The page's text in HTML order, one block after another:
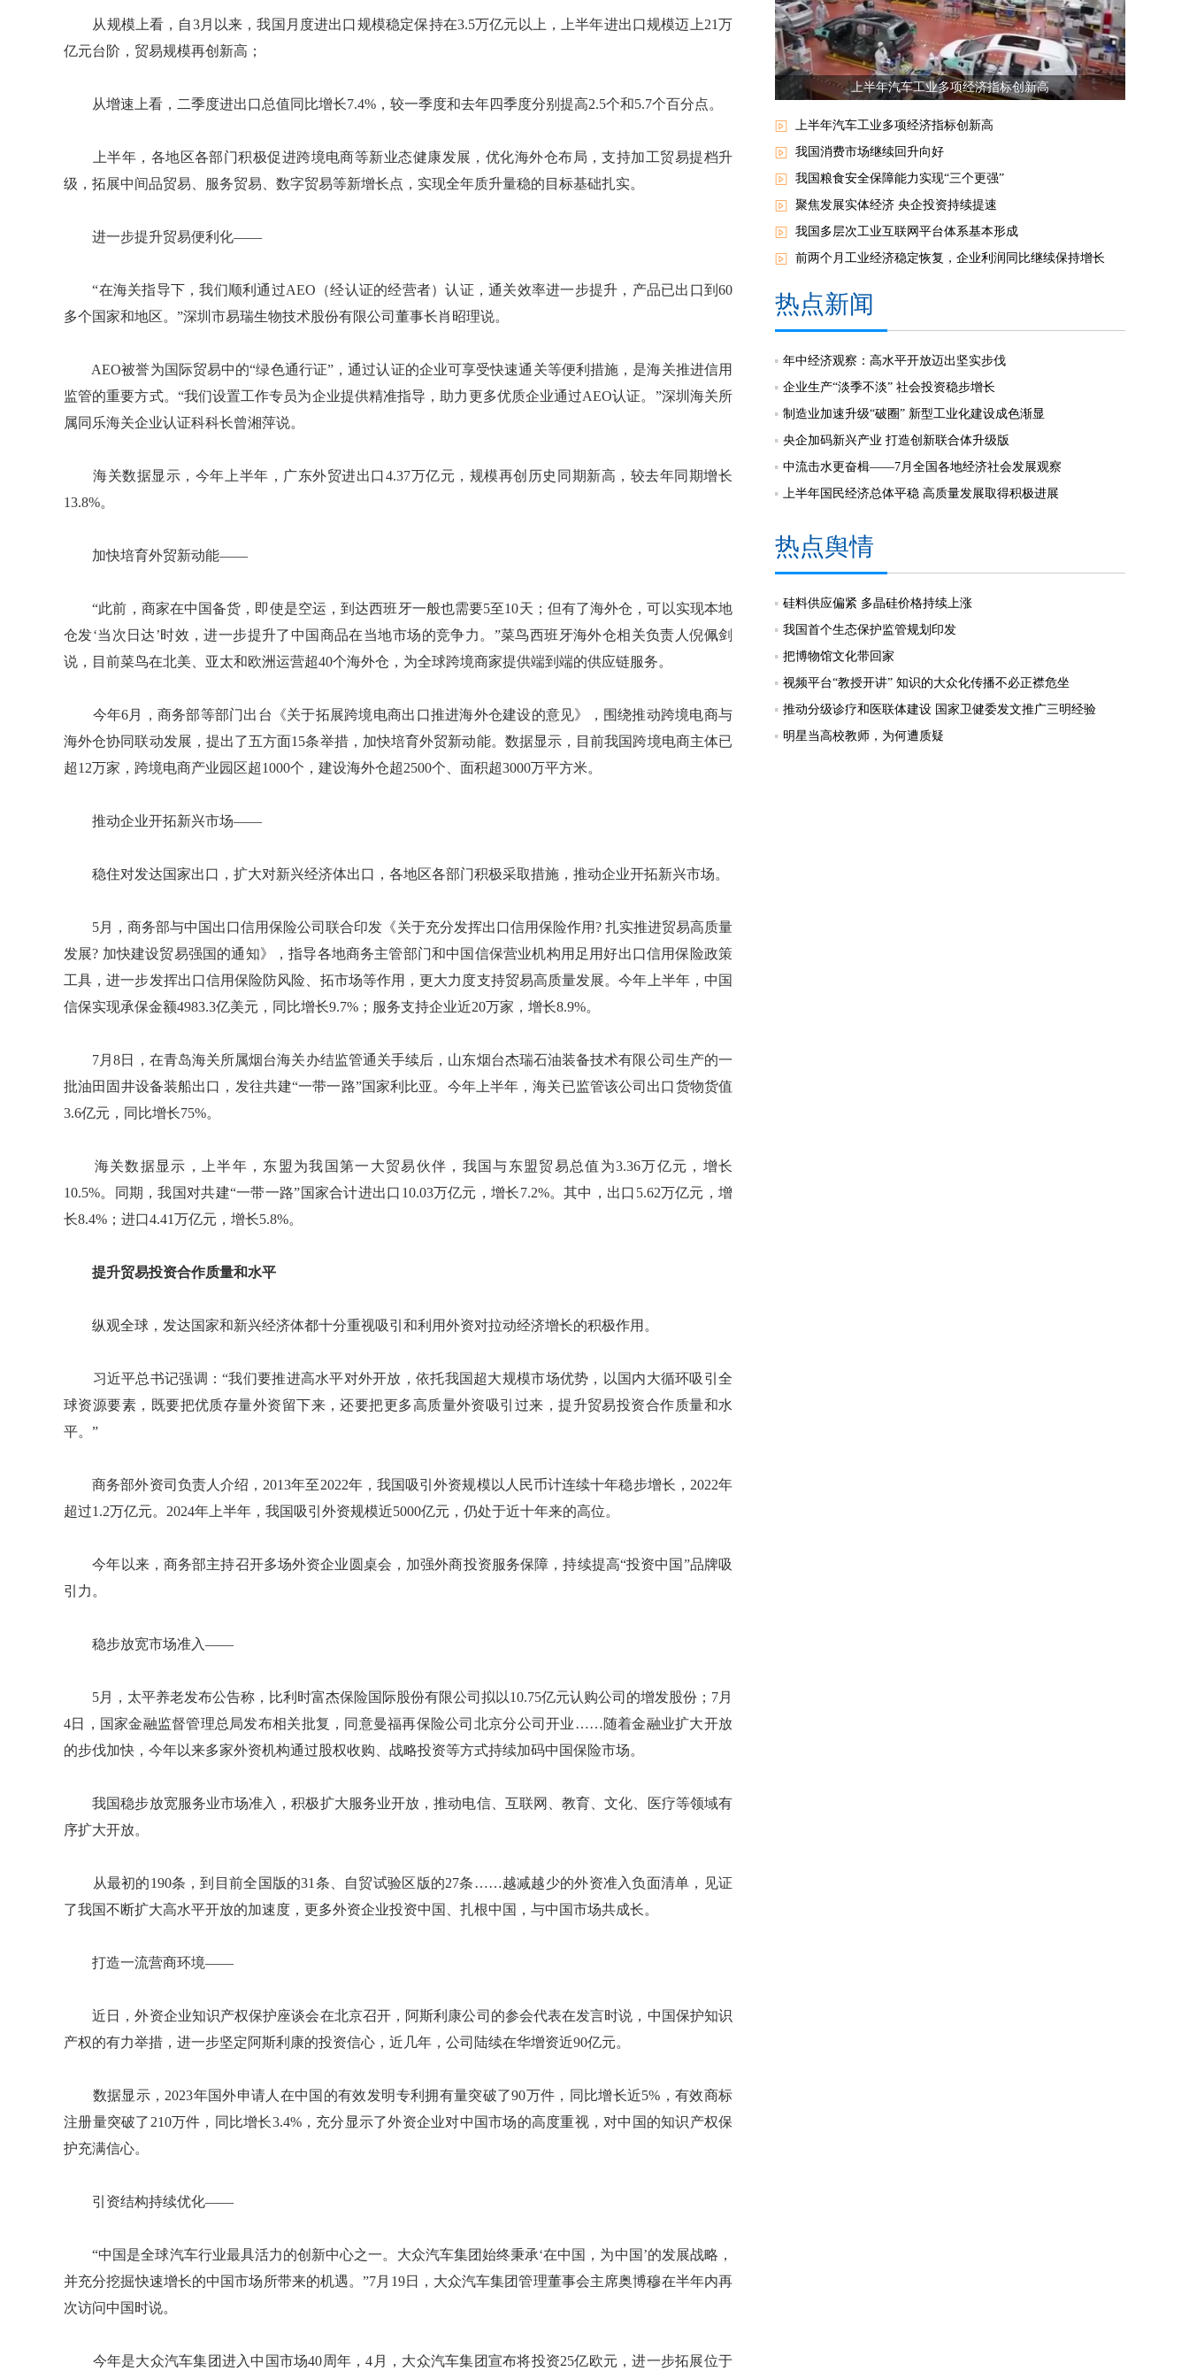
从规模上看，自3月以来，我国月度进出口规模稳定保持在3.5万亿元以上，上半年进出口规模迈上21万
亿元台阶，贸易规模再创新高；
从增速上看，二季度进出口总值同比增长7.4%，较一季度和去年四季度分别提高2.5个和5.7个百分点。
上半年，各地区各部门积极促进跨境电商等新业态健康发展，优化海外仓布局，支持加工贸易提档升
级，拓展中间品贸易、服务贸易、数字贸易等新增长点，实现全年质升量稳的目标基础扎实。
进一步提升贸易便利化——
“在海关指导下，我们顺利通过AEO（经认证的经营者）认证，通关效率进一步提升，产品已出口到60
多个国家和地区。”深圳市易瑞生物技术股份有限公司董事长肖昭理说。
AEO被誉为国际贸易中的“绿色通行证”，通过认证的企业可享受快速通关等便利措施，是海关推进信用
监管的重要方式。“我们设置工作专员为企业提供精准指导，助力更多优质企业通过AEO认证。”深圳海关所
属同乐海关企业认证科科长曾湘萍说。
海关数据显示，今年上半年，广东外贸进出口4.37万亿元，规模再创历史同期新高，较去年同期增长
13.8%。
加快培育外贸新动能——
“此前，商家在中国备货，即使是空运，到达西班牙一般也需要5至10天；但有了海外仓，可以实现本地
仓发‘当次日达’时效，进一步提升了中国商品在当地市场的竞争力。”菜鸟西班牙海外仓相关负责人倪佩剑
说，目前菜鸟在北美、亚太和欧洲运营超40个海外仓，为全球跨境商家提供端到端的供应链服务。
今年6月，商务部等部门出台《关于拓展跨境电商出口推进海外仓建设的意见》，围绕推动跨境电商与
海外仓协同联动发展，提出了五方面15条举措，加快培育外贸新动能。数据显示，目前我国跨境电商主体已
超12万家，跨境电商产业园区超1000个，建设海外仓超2500个、面积超3000万平方米。
推动企业开拓新兴市场——
稳住对发达国家出口，扩大对新兴经济体出口，各地区各部门积极采取措施，推动企业开拓新兴市场。
5月，商务部与中国出口信用保险公司联合印发《关于充分发挥出口信用保险作用? 扎实推进贸易高质量
发展? 加快建设贸易强国的通知》，指导各地商务主管部门和中国信保营业机构用足用好出口信用保险政策
工具，进一步发挥出口信用保险防风险、拓市场等作用，更大力度支持贸易高质量发展。今年上半年，中国
信保实现承保金额4983.3亿美元，同比增长9.7%；服务支持企业近20万家，增长8.9%。
7月8日，在青岛海关所属烟台海关办结监管通关手续后，山东烟台杰瑞石油装备技术有限公司生产的一
批油田固井设备装船出口，发往共建“一带一路”国家利比亚。今年上半年，海关已监管该公司出口货物货值
3.6亿元，同比增长75%。
海关数据显示，上半年，东盟为我国第一大贸易伙伴，我国与东盟贸易总值为3.36万亿元，增长
10.5%。同期，我国对共建“一带一路”国家合计进出口10.03万亿元，增长7.2%。其中，出口5.62万亿元，增
长8.4%；进口4.41万亿元，增长5.8%。
提升贸易投资合作质量和水平
纵观全球，发达国家和新兴经济体都十分重视吸引和利用外资对拉动经济增长的积极作用。
习近平总书记强调：“我们要推进高水平对外开放，依托我国超大规模市场优势，以国内大循环吸引全
球资源要素，既要把优质存量外资留下来，还要把更多高质量外资吸引过来，提升贸易投资合作质量和水
平。”
商务部外资司负责人介绍，2013年至2022年，我国吸引外资规模以人民币计连续十年稳步增长，2022年
超过1.2万亿元。2024年上半年，我国吸引外资规模近5000亿元，仍处于近十年来的高位。
今年以来，商务部主持召开多场外资企业圆桌会，加强外商投资服务保障，持续提高“投资中国”品牌吸
引力。
稳步放宽市场准入——
5月，太平养老发布公告称，比利时富杰保险国际股份有限公司拟以10.75亿元认购公司的增发股份；7月
4日，国家金融监督管理总局发布相关批复，同意曼福再保险公司北京分公司开业……随着金融业扩大开放
的步伐加快，今年以来多家外资机构通过股权收购、战略投资等方式持续加码中国保险市场。
我国稳步放宽服务业市场准入，积极扩大服务业开放，推动电信、互联网、教育、文化、医疗等领域有
序扩大开放。
从最初的190条，到目前全国版的31条、自贸试验区版的27条……越减越少的外资准入负面清单，见证
了我国不断扩大高水平开放的加速度，更多外资企业投资中国、扎根中国，与中国市场共成长。
打造一流营商环境——
近日，外资企业知识产权保护座谈会在北京召开，阿斯利康公司的参会代表在发言时说，中国保护知识
产权的有力举措，进一步坚定阿斯利康的投资信心，近几年，公司陆续在华增资近90亿元。
数据显示，2023年国外申请人在中国的有效发明专利拥有量突破了90万件，同比增长近5%，有效商标
注册量突破了210万件，同比增长3.4%，充分显示了外资企业对中国市场的高度重视，对中国的知识产权保
护充满信心。
引资结构持续优化——
“中国是全球汽车行业最具活力的创新中心之一。大众汽车集团始终秉承‘在中国，为中国’的发展战略，
并充分挖掘快速增长的中国市场所带来的机遇。”7月19日，大众汽车集团管理董事会主席奥博穆在半年内再
次访问中国时说。
今年是大众汽车集团进入中国市场40周年，4月，大众汽车集团宣布将投资25亿欧元，进一步拓展位于
上半年汽车工业多项经济指标创新高
上半年汽车工业多项经济指标创新高
我国消费市场继续回升向好
我国粮食安全保障能力实现“三个更强”
聚焦发展实体经济 央企投资持续提速
我国多层次工业互联网平台体系基本形成
前两个月工业经济稳定恢复，企业利润同比继续保持增长
热点新闻
年中经济观察：高水平开放迈出坚实步伐
企业生产“淡季不淡” 社会投资稳步增长
制造业加速升级“破圈” 新型工业化建设成色渐显
央企加码新兴产业 打造创新联合体升级版
中流击水更奋楫——7月全国各地经济社会发展观察
上半年国民经济总体平稳 高质量发展取得积极进展
热点舆情
硅料供应偏紧 多晶硅价格持续上涨
我国首个生态保护监管规划印发
把博物馆文化带回家
视频平台“教授开讲” 知识的大众化传播不必正襟危坐
推动分级诊疗和医联体建设 国家卫健委发文推广三明经验
明星当高校教师，为何遭质疑